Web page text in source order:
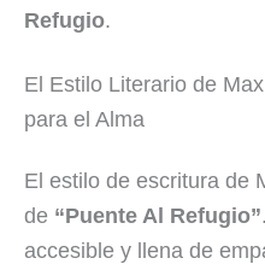
Refugio.
El Estilo Literario de
para el Alma
El estilo de escritura de
de “Puente Al Refugio”
accesible y llena de